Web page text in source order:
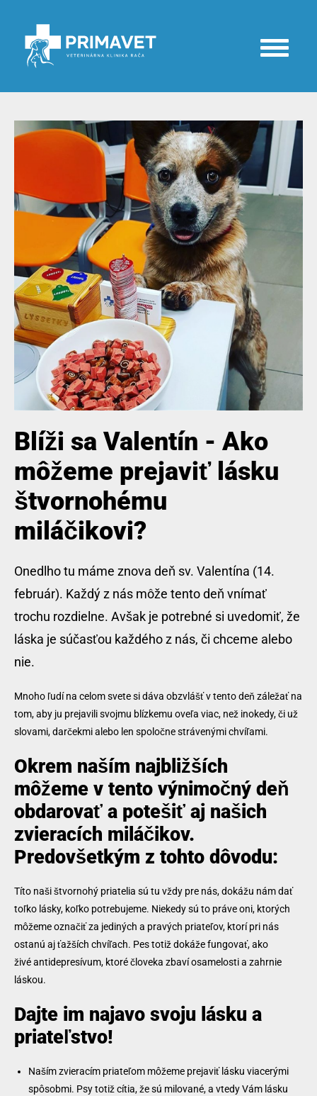
Blíži sa Valentín - Ako
môžeme prejaviť lásku
štvornohému
miláčikovi?
Onedlho tu máme znova deň sv. Valentína (14.
február). Každý z nás môže tento deň vnímať
trochu rozdielne. Avšak je potrebné si uvedomiť, že
láska je súčasťou každého z nás, či chceme alebo
nie.
Mnoho ľudí na celom svete si dáva obzvlášť v tento deň záležať na
tom, aby ju prejavili svojmu blízkemu oveľa viac, než inokedy, či už
slovami, darčekmi alebo len spoločne strávenými chvíľami.
Okrem naším najbližších
môžeme v tento výnimočný deň
obdarovať a potešiť aj našich
zvieracích miláčikov.
Predovšetkým z tohto dôvodu:
Títo naši štvornohý priatelia sú tu vždy pre nás, dokážu nám dať
toľko lásky, koľko potrebujeme. Niekedy sú to práve oni, ktorých
môžeme označiť za jediných a pravých priateľov, ktorí pri nás
ostanú aj ťažších chvíľach. Pes totiž dokáže fungovať, ako
živé antidepresívum, ktoré človeka zbaví osamelosti a zahrnie
láskou.
Dajte im najavo svoju lásku a
priateľstvo!
Naším zvieracím priateľom môžeme prejaviť lásku viacerými
spôsobmi. Psy totiž cítia, že sú milované, a vtedy Vám lásku